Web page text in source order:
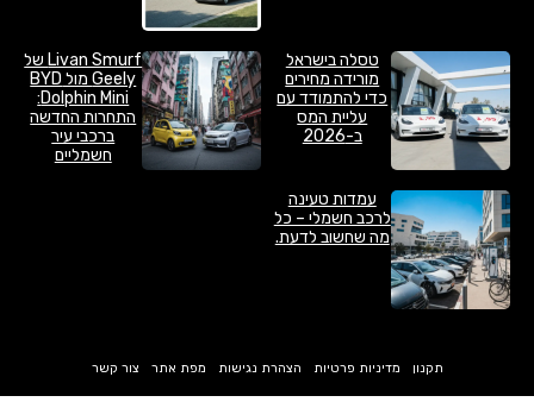
טסלה בישראל
מורידה מחירים
כדי להתמודד עם
עליית המס
ב-2026
Livan Smurf של
Geely מול BYD
Dolphin Mini:
התחרות החדשה
ברכבי עיר
חשמליים
עמדות טעינה
לרכב חשמלי – כל
מה שחשוב לדעת.
תקנון מדיניות פרטיות הצהרת נגישות מפת אתר צור קשר